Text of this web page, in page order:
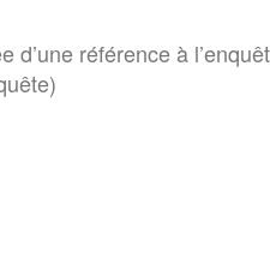
référence à